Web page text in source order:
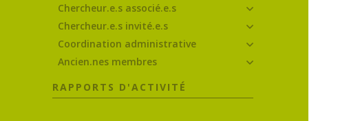
Chercheur.e.s associé.e.s
Chercheur.e.s invité.e.s
Coordination administrative
Ancien.nes membres
RAPPORTS D'ACTIVITÉ